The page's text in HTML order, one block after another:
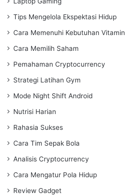
Tips Mengelola Ekspektasi Hidup
Cara Memenuhi Kebutuhan Vitamin
Cara Memilih Saham
Pemahaman Cryptocurrency
Strategi Latihan Gym
Mode Night Shift Android
Nutrisi Harian
Rahasia Sukses
Cara Tim Sepak Bola
Analisis Cryptocurrency
Cara Mengatur Pola Hidup
Review Gadget